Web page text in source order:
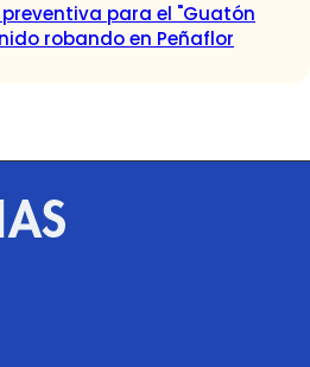
preventiva para el "Guatón
robando en Peñaflor